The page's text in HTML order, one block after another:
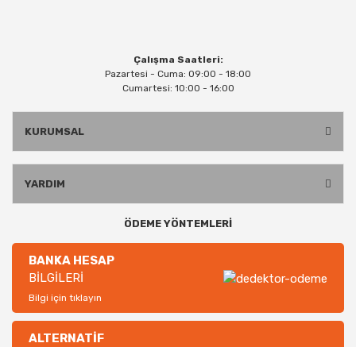
Çalışma Saatleri:
Pazartesi - Cuma: 09:00 - 18:00
Cumartesi: 10:00 - 16:00
KURUMSAL
YARDIM
ÖDEME YÖNTEMLERİ
BANKA HESAP
BİLGİLERİ
Bilgi için tıklayın
ALTERNATİF